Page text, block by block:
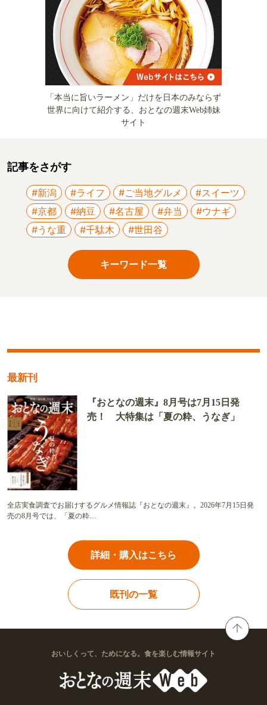
「本当に旨いラーメン」だけを日本のみならず
世界に向けて紹介する、おとなの週末Web姉妹
サイト
記事をさがす
#新潟 #ライフ #ご当地グルメ
#スイーツ
#京都
#納豆 #名古屋 #弁当
#ウナギ
#うな重
#千駄木 #世田谷
キーワード一覧
最新刊
『おとなの週末』8月号は7月15日発
売！ 大特集は「夏の粋、うなぎ」
全店実食調査でお届けするグルメ情報誌『おとなの週末』。2026年7月15日発
売の8月号では、「夏の粋…
詳細・購入はこちら
既刊の一覧
おいしくって、ためになる。食を楽しむ情報サイト